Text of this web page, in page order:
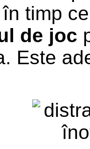
în timp
de joc
Este